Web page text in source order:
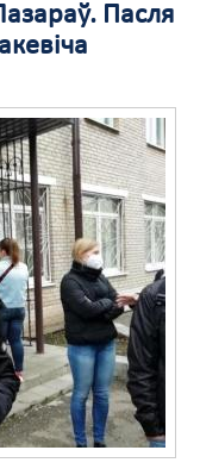
Пасля